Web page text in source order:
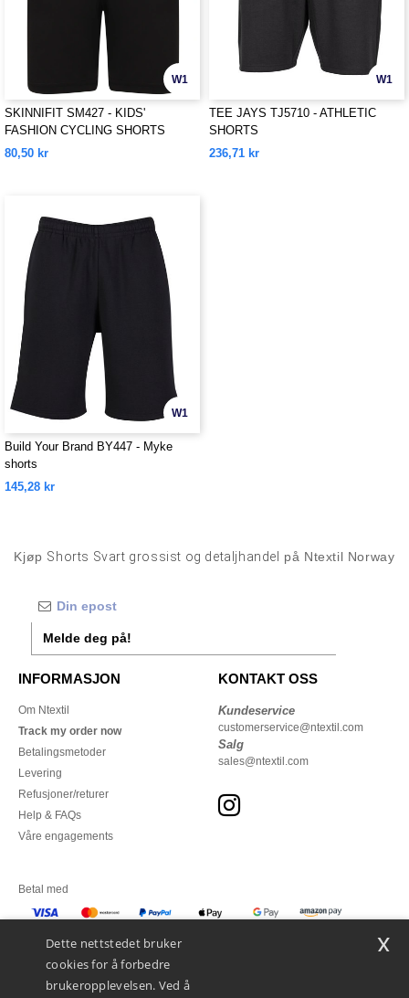
W1
SKINNIFIT SM427 - KIDS'
FASHION CYCLING SHORTS
80,50 kr
W1
TEE JAYS TJ5710 - ATHLETIC
SHORTS
236,71 kr
W1
Build Your Brand BY447 - Myke
shorts
145,28 kr
Kjøp Shorts Svart grossist og detaljhandel på Ntextil Norway
Melde deg på!
INFORMASJON
Om Ntextil
Track my order now
Betalingsmetoder
Levering
Refusjoner/returer
Help & FAQs
Våre engagements
KONTAKT OSS
Kundeservice
customerservice@ntextil.com
Salg
sales@ntextil.com
Betal med
Dette nettstedet bruker
cookies for å forbedre
brukeropplevelsen. Ved å
x